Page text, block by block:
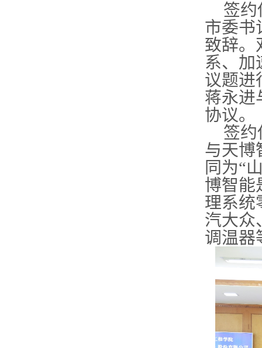
签约
市委书
致辞。
系、加
议题进
蒋永进
协议。
签约
与天博
同为“
博智能
理系统
汽大众
调温器